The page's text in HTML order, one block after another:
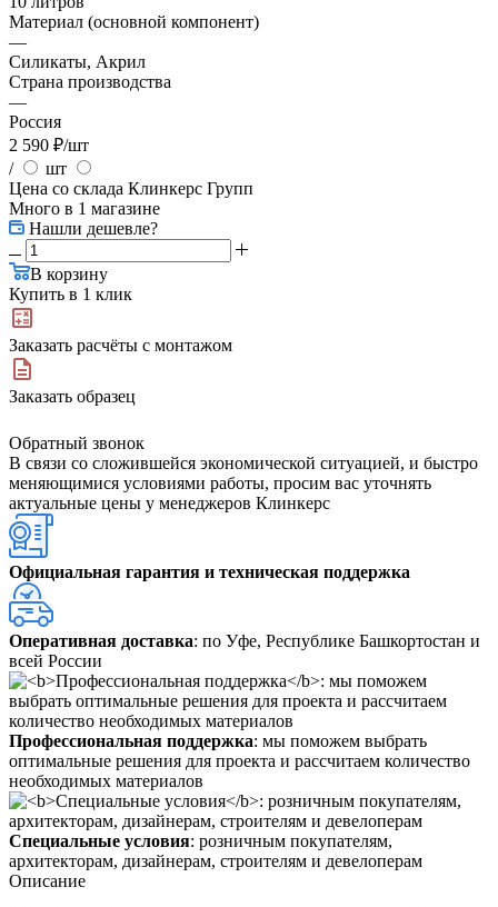
Материал (основной компонент)
—
Силикаты, Акрил
Страна производства
—
Россия
2 590 ₽/шт
/
шт
Цена со склада Клинкерс Групп
Много в 1 магазине
Нашли дешевле?
В корзину
Купить в 1 клик
Заказать расчёты с монтажом
Заказать образец
Обратный звонок
В связи со сложившейся экономической ситуацией, и быстро
меняющимися условиями работы, просим вас уточнять
актуальные цены у менеджеров Клинкерс
Официальная гарантия и техническая поддержка
Оперативная доставка: по Уфе, Республике Башкортостан и
всей России
Профессиональная поддержка: мы поможем выбрать
оптимальные решения для проекта и рассчитаем количество
необходимых материалов
Специальные условия: розничным покупателям,
архитекторам, дизайнерам, строителям и девелоперам
Описание